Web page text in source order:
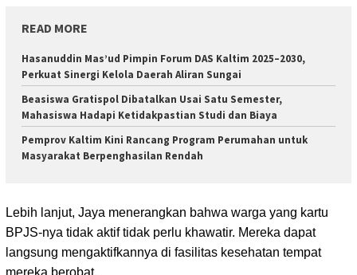
READ MORE
Hasanuddin Mas’ud Pimpin Forum DAS Kaltim 2025–2030,
Perkuat Sinergi Kelola Daerah Aliran Sungai
Beasiswa Gratispol Dibatalkan Usai Satu Semester,
Mahasiswa Hadapi Ketidakpastian Studi dan Biaya
Pemprov Kaltim Kini Rancang Program Perumahan untuk
Masyarakat Berpenghasilan Rendah
Lebih lanjut, Jaya menerangkan bahwa warga yang kartu
BPJS-nya tidak aktif tidak perlu khawatir. Mereka dapat
langsung mengaktifkannya di fasilitas kesehatan tempat